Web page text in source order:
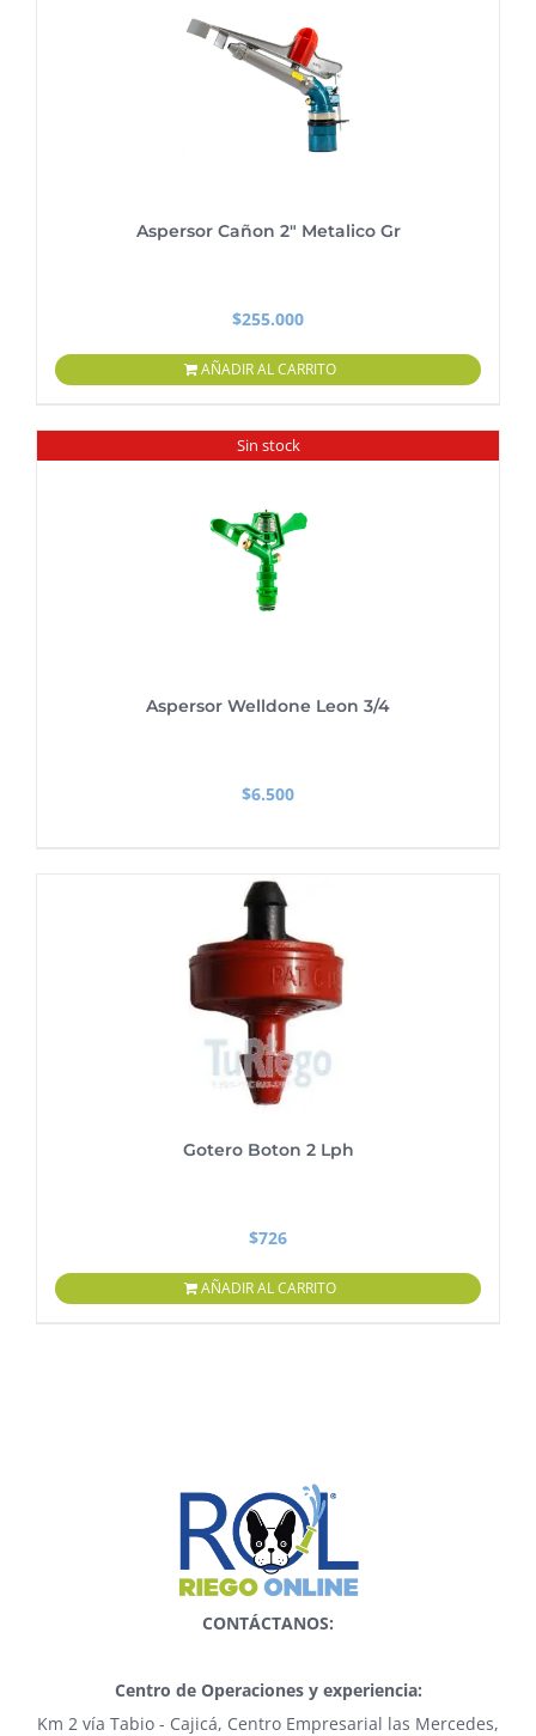
Aspersor Cañon 2″ Metalico Gr
$255.000
AÑADIR AL CARRITO
Sin stock
Aspersor Welldone Leon 3/4
$6.500
Gotero Boton 2 Lph
$726
AÑADIR AL CARRITO
CONTÁCTANOS:
Centro de Operaciones y experiencia:
Km 2 vía Tabio - Cajicá, Centro Empresarial las Mercedes,